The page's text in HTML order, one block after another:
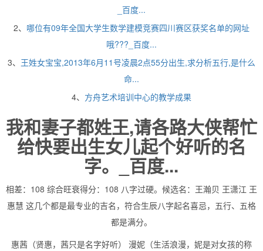
_百度...
2、 哪位有09年全国大学生数学建模竞赛四川赛区获奖名单的网址
哦???_百度...
3、 王姓女宝宝,2013年6月11号凌晨2点55分出生,求分析五行,是什么
命...
4、 方舟艺术培训中心的教学成果
我和妻子都姓王,请各路大侠帮忙
给快要出生女儿起个好听的名
字。_百度...
相差：108 综合旺衰得分：108 八字过硬。候选名：王瀚贝 王潇江 王
惠慧 这几个都是最专业的吉名，符合生辰八字起名喜忌，五行、五格
都是满分。
惠茜（贤惠，茜只是名字好听） 漫妮（生活浪漫，妮是对女孩的称